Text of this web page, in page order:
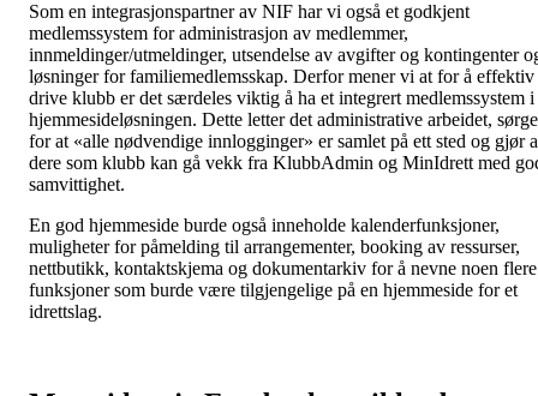
Som en integrasjonspartner av NIF har vi også et godkjent
medlemssystem for administrasjon av medlemmer,
innmeldinger/utmeldinger, utsendelse av avgifter og kontingenter
løsninger for familiemedlemsskap. Derfor mener vi at for å effektiv
drive klubb er det særdeles viktig å ha et integrert medlemssystem i
hjemmesideløsningen. Dette letter det administrative arbeidet,
for at «alle nødvendige innlogginger» er samlet på ett sted og gjør
dere som klubb kan gå vekk fra KlubbAdmin og MinIdrett med
samvittighet.
En god hjemmeside burde også inneholde kalenderfunksjoner,
muligheter for påmelding til arrangementer, booking av ressurser,
nettbutikk, kontaktskjema og dokumentarkiv for å nevne noen flere
funksjoner som burde være tilgjengelige på en hjemmeside for et
idrettslag.